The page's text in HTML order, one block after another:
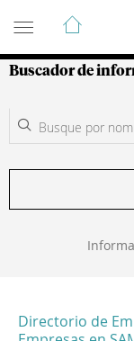
Guía de
Buscador de
Directorio de